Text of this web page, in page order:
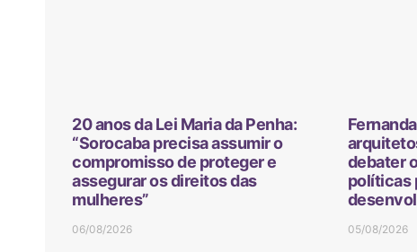
20 anos da Lei Maria da Penha:
“Sorocaba precisa assumir o
compromisso de proteger e
assegurar os direitos das
mulheres”
06/08/2026
debater
políticas
05/08/2026